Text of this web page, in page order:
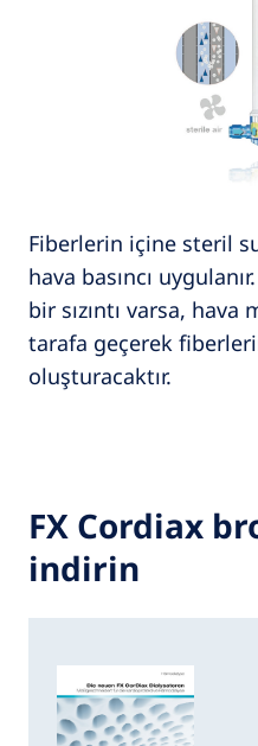
Fiberlerin içine steril
hava basıncı
bir sızıntı varsa,
tarafa geçerek
oluşturacaktır.
FX Cordiax
indirin